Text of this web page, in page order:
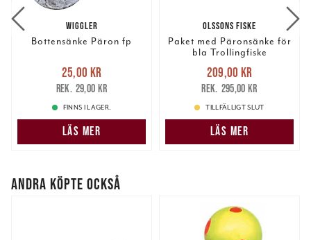
annons- och analysföretag som vi samarbetar med.
Dessa kan i sin tur kombinera informationen med annan
information som du har tillhandahållit eller som de har
samlat in när du har använt deras tjänster.
WIGGLER
Bottensänke Päron fp
Nuvarande pris
25,00 krTidigare pris
29,00 kr
25,00 kr
29,00 kr
FINNS I LAGER.
LÄS MER
OLSSONS FISKE
Paket med Päronsänke för
bla Trollingfiske
Nuvarande pris
209,00 krTidigare pris
295,00 kr
209,00 kr
295,00 kr
TILLFÄLLIGT SLUT
LÄS MER
ANDRA KÖPTE OCKSÅ